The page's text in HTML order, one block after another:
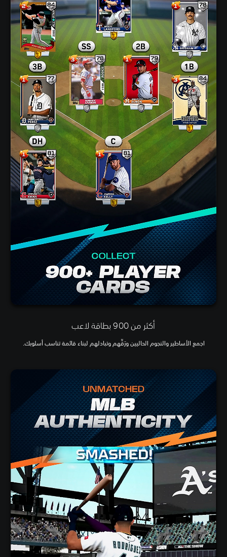
أكثر من 900 بطاقة لاعب
اجمع الأساطير والنجوم الحاليين ورَقِّهم وتبادلهم لبناء قائمة تناسب أسلوبك.